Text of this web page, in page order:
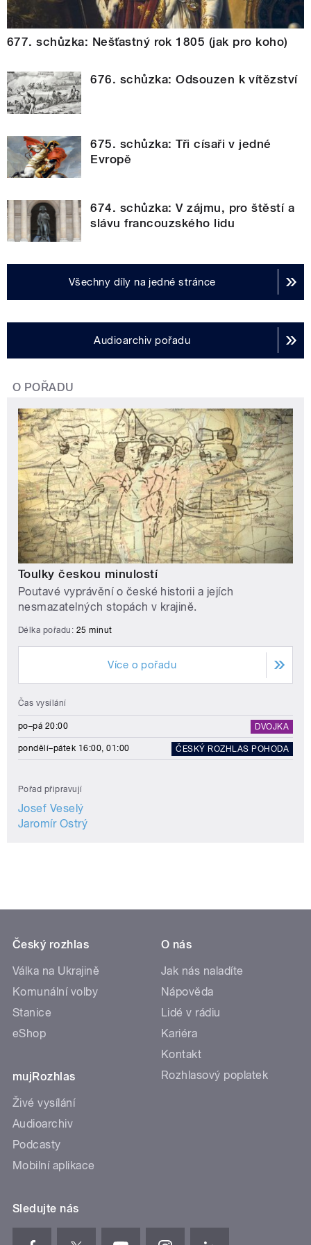
677. schůzka: Nešťastný rok 1805 (jak pro koho)
676. schůzka: Odsouzen k vítězství
675. schůzka: Tři císaři v jedné
Evropě
674. schůzka: V zájmu, pro štěstí a
slávu francouzského lidu
Všechny díly na jedné stránce
Audioarchiv pořadu
O POŘADU
Toulky českou minulostí
Poutavé vyprávění o české historii a jejích
nesmazatelných stopách v krajině.
Délka pořadu: 25 minut
Více o pořadu
Čas vysílání
po–pá 20:00 DVOJKA
pondělí–pátek 16:00, 01:00 ČESKÝ ROZHLAS POHODA
Pořad připravují
Josef Veselý
Jaromír Ostrý
Český rozhlas
Válka na Ukrajině
Komunální volby
Stanice
eShop
mujRozhlas
Živé vysílání
Audioarchiv
Podcasty
Mobilní aplikace
O nás
Jak nás naladíte
Nápověda
Lidé v rádiu
Kariéra
Kontakt
Rozhlasový poplatek
Sledujte nás